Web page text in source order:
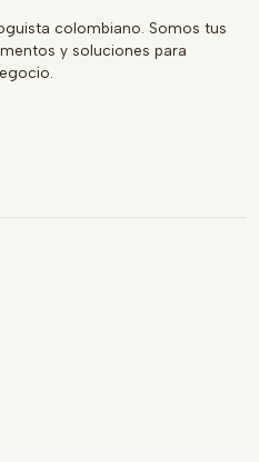
colombiano. Somos tus
y soluciones para